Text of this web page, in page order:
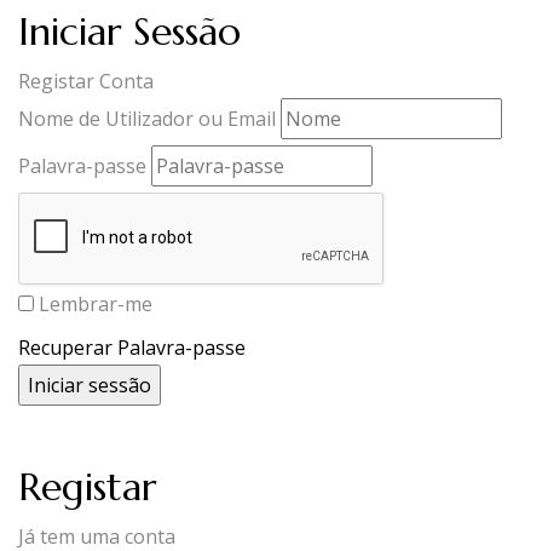
Iniciar Sessão
Registar Conta
Nome de Utilizador ou Email
Palavra-passe
Lembrar-me
Recuperar Palavra-passe
Registar
Já tem uma conta